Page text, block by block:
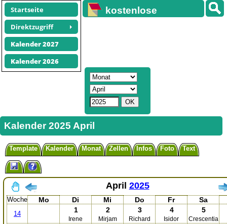
Startseite
Direktzugriff
Kalender 2027
Kalender 2026
kostenlose
Kalender 2025 April
Template Kalender Monat Zellen Infos Foto Text
April 2025
Woche Mo Di Mi Do Fr Sa
14 1
Irene
2
Mirjam
3
Richard
4
Isidor
5
Crescentia